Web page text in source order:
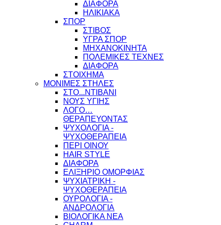
ΔΙΑΦΟΡΑ
ΗΛΙΚΙΑΚΑ
ΣΠΟΡ
ΣΤΙΒΟΣ
ΥΓΡΑ ΣΠΟΡ
ΜΗΧΑΝΟΚΙΝΗΤΑ
ΠΟΛΕΜΙΚΕΣ ΤΕΧΝΕΣ
ΔΙΑΦΟΡΑ
ΣΤΟΙΧΗΜΑ
ΜΟΝΙΜΕΣ ΣΤΗΛΕΣ
ΣΤΟ...ΝΤΙΒΑΝΙ
ΝΟΥΣ ΥΓΙΗΣ
ΛΟΓΟ…
ΘΕΡΑΠΕΥΟΝΤΑΣ
ΨΥΧΟΛΟΓΙΑ -
ΨΥΧΟΘΕΡΑΠΕΙΑ
ΠΕΡΙ ΟΙΝΟΥ
HAIR STYLE
ΔΙΑΦΟΡΑ
ΕΛΙΞΗΡΙΟ ΟΜΟΡΦΙΑΣ
ΨΥΧΙΑΤΡΙΚΗ -
ΨΥΧΟΘΕΡΑΠΕΙΑ
ΟΥΡΟΛΟΓΙΑ -
ΑΝΔΡΟΛΟΓΙΑ
ΒΙΟΛΟΓΙΚΑ ΝΕΑ